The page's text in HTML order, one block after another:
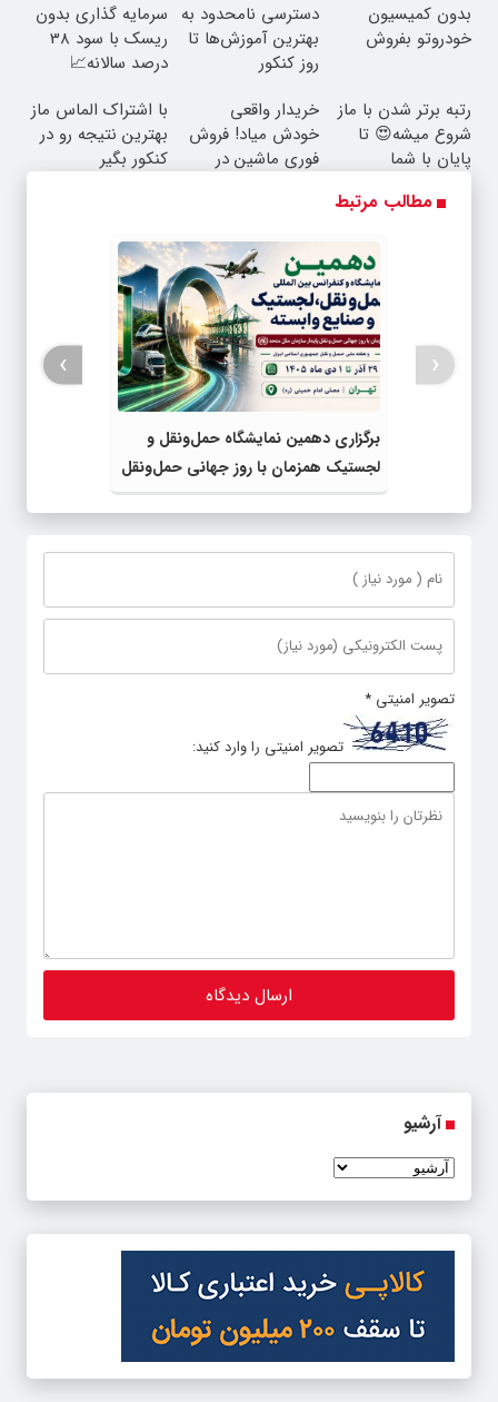
بدون کمیسیون
خودروتو بفروش
دسترسی نامحدود به
بهترین آموزش‌ها تا
روز کنکور
سرمایه گذاری بدون
ریسک با سود 38
درصد سالانه📈
رتبه برتر شدن با ماز
شروع میشه😍 تا
پایان با شما
خریدار واقعی
خودش میاد! فروش
فوری ماشین در
با اشتراک الماس ماز
بهترین نتیجه رو در
کنکور بگیر
مطالب مرتبط
برگزاری دهمین نمایشگاه حمل‌ونقل و
لجستیک همزمان با روز جهانی حمل‌ونقل
پایدار سازمان ملل متحد
‹
›
تصویر امنیتی *
تصویر امنیتی را وارد کنید:
آرشیو